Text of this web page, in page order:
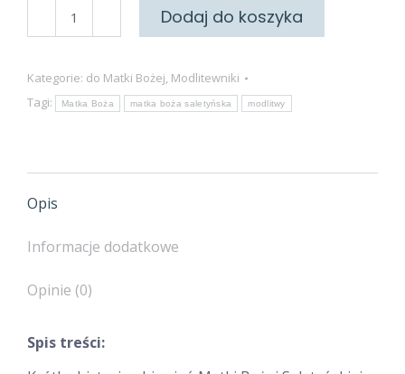
Do
Bożej
Saletyńskiej
Dodaj do koszyka
Kategorie: do Matki Bożej, Modlitewniki
Tagi:
Matka Boża matka boża saletyńska modlitwy
Opis
Informacje dodatkowe
Opinie (0)
Spis treści: